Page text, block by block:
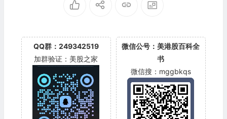
QQ群：249342519
加群验证：美股之家
微信公号：美港股百科全
书
微信搜：mggbkqs